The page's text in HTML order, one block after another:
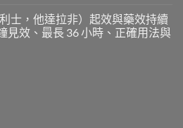
士，他達拉非）起效與藥效持續
見效、最長 36 小時、正確用法與